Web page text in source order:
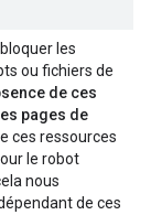
les
ou fichiers de
de ces
pages de
ces ressources
le robot
nous
de ces